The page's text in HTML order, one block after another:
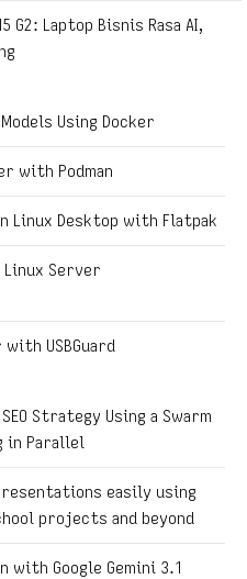
G2: Laptop Bisnis Rasa AI,
Using Docker
with Podman
Linux Desktop with Flatpak
Linux Server
with USBGuard
Strategy Using a Swarm
in Parallel
easily using
projects and beyond
with Google Gemini 3.1